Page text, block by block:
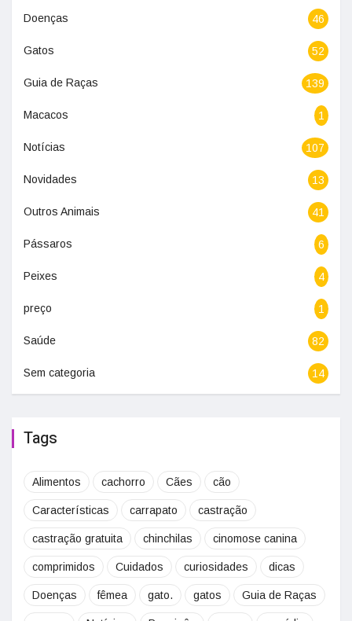
Doenças 46
Gatos 52
Guia de Raças 139
Macacos 1
Notícias 107
Novidades 13
Outros Animais 41
Pássaros 6
Peixes 4
preço 1
Saúde 82
Sem categoria 14
Tags
Alimentos cachorro Cães cão
Características carrapato castração
castração gratuita chinchilas cinomose canina
comprimidos Cuidados curiosidades dicas
Doenças fêmea gato. gatos Guia de Raças